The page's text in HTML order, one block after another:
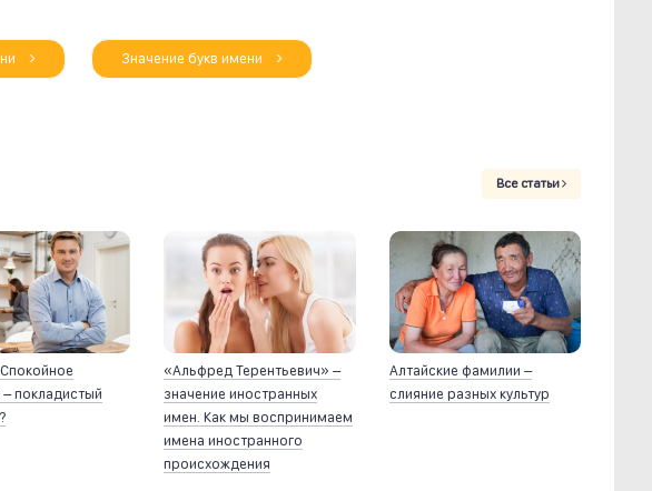
Значение букв имени
Все статьи
– покладистый
«Альфред Терентьевич» –
значение иностранных
имен. Как мы воспринимаем
имена иностранного
происхождения
Алтайские фамилии –
слияние разных культур